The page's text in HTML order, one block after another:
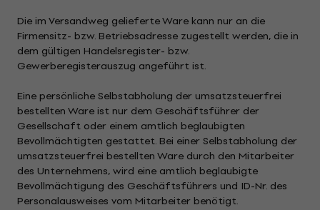
Die im Versandweg gelieferte Ware kann nur an die
Firmensitz- bzw. Betriebsadresse zugestellt werden, die in
dem gültigen Handelsregister- bzw.
Gewerberegisterauszug angeführt ist.
Eine persönliche Selbstabholung der umsatzsteuerfrei
bestellten Ware ist nur dem Geschäftsführer der
Gesellschaft oder einem amtlich beglaubigten
Bevollmächtigten gestattet. Bei einer Selbstabholung der
umsatzsteuerfrei bestellten Ware durch den Mitarbeiter
des Unternehmens, wird eine amtlich beglaubigte
Bevollmächtigung des Geschäftsführers und ID-Nr. des
Personalausweises vom Mitarbeiter benötigt.